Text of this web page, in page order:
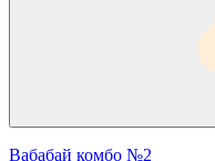
Вабабай комбо №2